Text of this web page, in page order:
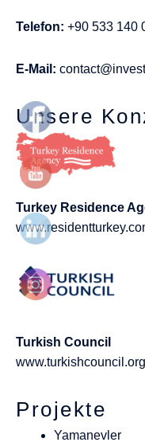
Telefon: +90 533 140
E-Mail:
Unsere
Turkey Residence
Turkish Council
www.turkishcouncil.org
Projekte
Yamanevler